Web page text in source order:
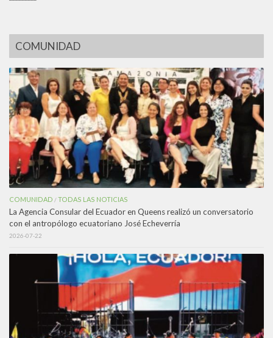
COMUNIDAD
COMUNIDAD /TODAS LAS NOTICIAS
La Agencia Consular del Ecuador en Queens realizó un conversatorio
con el antropólogo ecuatoriano José Echeverría
2026-07-22